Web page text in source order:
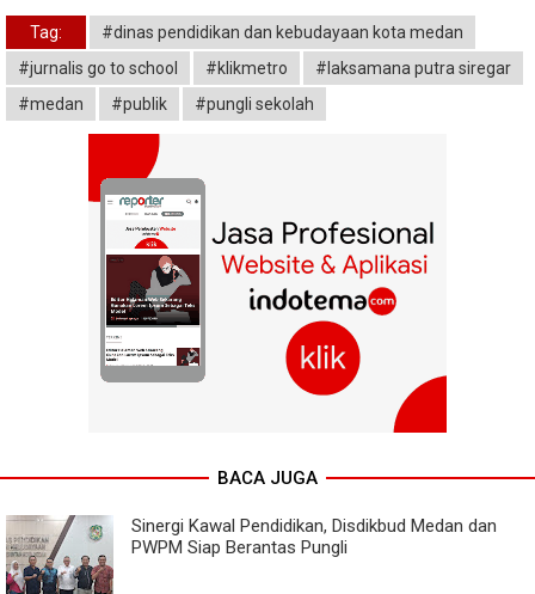
Tag:
#dinas pendidikan dan kebudayaan kota medan
#jurnalis go to school
#klikmetro
#laksamana putra siregar
#medan
#publik #pungli sekolah
BACA JUGA
Sinergi Kawal Pendidikan, Disdikbud Medan dan
PWPM Siap Berantas Pungli